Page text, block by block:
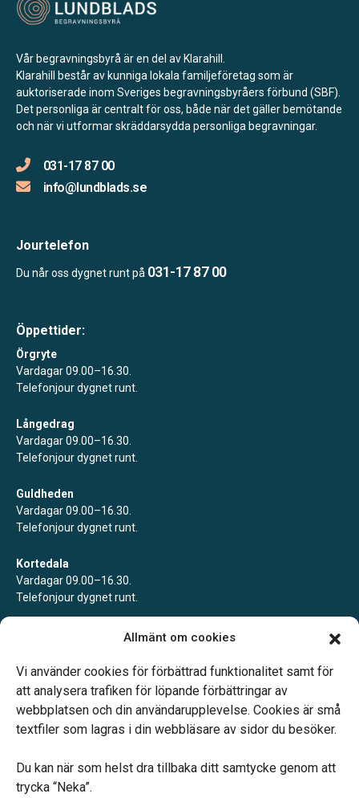
Allmänt om cookies
Vi använder cookies för förbättrad funktionalitet samt för
att analysera trafiken för löpande förbättringar av
webbplatsen och din användarupplevelse. Cookies är små
textfiler som lagras i din webbläsare av sidor du besöker.
Du kan när som helst dra tillbaka ditt samtycke genom att
trycka “Neka”.
Vår begravningsbyrå är en del av Klarahill.
Klarahill består av kunniga lokala familjeföretag som är
auktoriserade inom Sveriges begravningsbyråers förbund (SBF).
Det personliga är centralt för oss, både när det gäller bemötande
och när vi utformar skräddarsydda personliga begravningar.
031-17 87 00
info@lundblads.se
Jourtelefon
Du når oss dygnet runt på 031-17 87 00
Öppettider:
Örgryte
Vardagar 09.00–16.30.
Telefonjour dygnet runt.
Långedrag
Vardagar 09.00–16.30.
Telefonjour dygnet runt.
Guldheden
Vardagar 09.00–16.30.
Telefonjour dygnet runt.
Kortedala
Vardagar 09.00–16.30.
Telefonjour dygnet runt.
Telefonjour dygnet runt.
Vårt systerbolag Verahill hjälper dig med familjejuridiken –